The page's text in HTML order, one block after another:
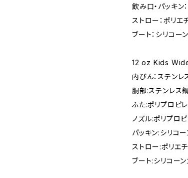
飲み口・パッキン
ストロー：ポリエ
ブート：シリコー
12 oz Kids
内びん：ステンレ
胴部:ステンレス鋼
ふた:ポリプロピ
ノズル:ポリプロ
パッキン:シリコ
ストロー:ポリエ
ブート:シリコー